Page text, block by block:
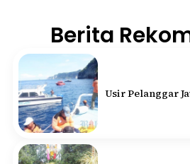
Berita
Usir Pelanggar